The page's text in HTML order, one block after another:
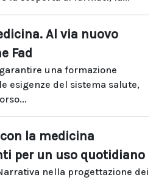
Al via nuovo
Fad
una formazione
esigenze del sistema salute,
la medicina
per un uso quotidiano
nella progettazione dei